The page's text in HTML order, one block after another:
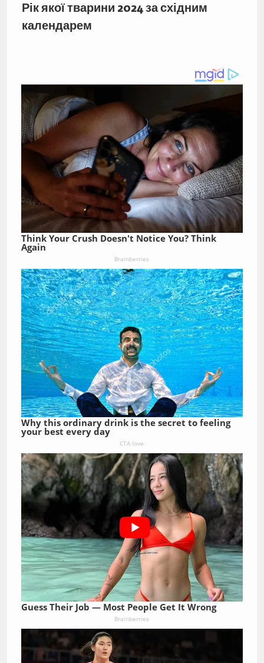
Рік якої тварини 2024 за східним
календарем
Think Your Crush Doesn't Notice You? Think
Again
Brainberries
Why this ordinary drink is the secret to feeling
your best every day
CTA love
Guess Their Job — Most People Get It Wrong
Brainberries